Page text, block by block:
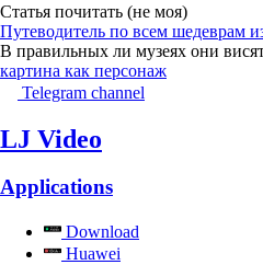
Статья почитать (не моя)
Путеводитель по всем шедеврам
В правильных ли музеях они
картина как персонаж
Telegram channel
LJ Video
Applications
Download
Huawei